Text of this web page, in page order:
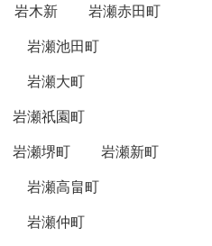
岩木新
岩瀬赤田町
岩瀬池田町
岩瀬大町
岩瀬祇園町
岩瀬堺町
岩瀬新町
岩瀬高畠町
岩瀬仲町